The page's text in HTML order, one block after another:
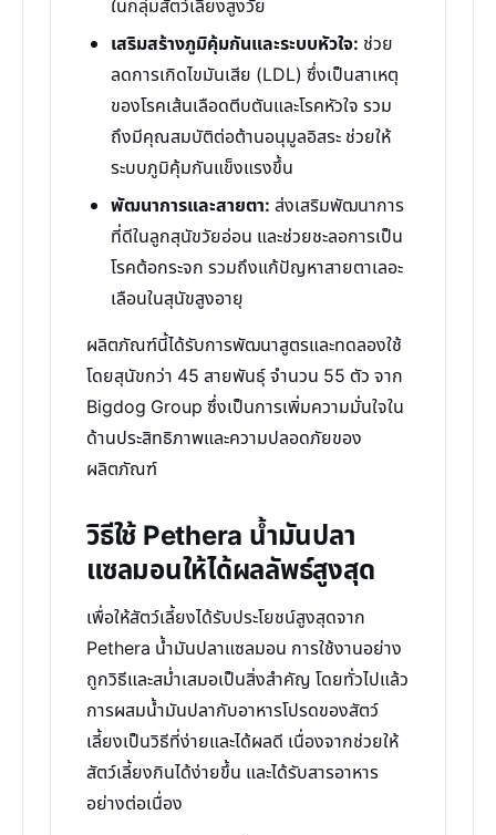
ในกลุ่มสัตว์เลี้ยงสูงวัย
เสริมสร้างภูมิคุ้มกันและระบบหัวใจ: ช่วย
ลดการเกิดไขมันเสีย (LDL) ซึ่งเป็นสาเหตุ
ของโรคเส้นเลือดตีบตันและโรคหัวใจ รวม
ถึงมีคุณสมบัติต่อต้านอนุมูลอิสระ ช่วยให้
ระบบภูมิคุ้มกันแข็งแรงขึ้น
พัฒนาการและสายตา: ส่งเสริมพัฒนาการ
ที่ดีในลูกสุนัขวัยอ่อน และช่วยชะลอการเป็น
โรคต้อกระจก รวมถึงแก้ปัญหาสายตาเลอะ
เลือนในสุนัขสูงอายุ
ผลิตภัณฑ์นี้ได้รับการพัฒนาสูตรและทดลองใช้
โดยสุนัขกว่า 45 สายพันธุ์ จำนวน 55 ตัว จาก
Bigdog Group ซึ่งเป็นการเพิ่มความมั่นใจใน
ด้านประสิทธิภาพและความปลอดภัยของ
ผลิตภัณฑ์
วิธีใช้ Pethera น้ำมันปลา
แซลมอนให้ได้ผลลัพธ์สูงสุด
เพื่อให้สัตว์เลี้ยงได้รับประโยชน์สูงสุดจาก
Pethera น้ำมันปลาแซลมอน การใช้งานอย่าง
ถูกวิธีและสม่ำเสมอเป็นสิ่งสำคัญ โดยทั่วไปแล้ว
การผสมน้ำมันปลากับอาหารโปรดของสัตว์
เลี้ยงเป็นวิธีที่ง่ายและได้ผลดี เนื่องจากช่วยให้
สัตว์เลี้ยงกินได้ง่ายขึ้น และได้รับสารอาหาร
อย่างต่อเนื่อง